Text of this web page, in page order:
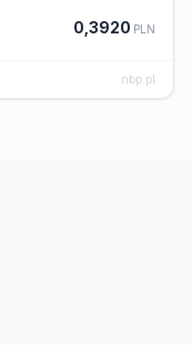
0,3920 PLN
nbp.pl